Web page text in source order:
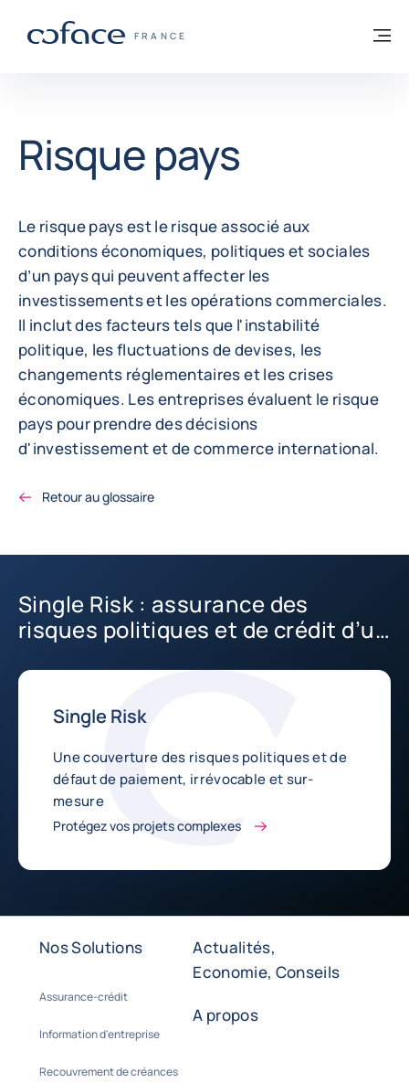
COFACE, FOR TRADE - PAGE D'ACCUEIL
FRANCE
Retour à la page d'accueil
Risque pays
Le risque pays est le risque associé aux
conditions économiques, politiques et sociales
d’un pays qui peuvent affecter les
investissements et les opérations commerciales.
Il inclut des facteurs tels que l'instabilité
politique, les fluctuations de devises, les
changements réglementaires et les crises
économiques. Les entreprises évaluent le risque
pays pour prendre des décisions
d'investissement et de commerce international.
Retour au glossaire
Single Risk : assurance des
risques politiques et de crédit d’un
Single Risk
Une couverture des risques politiques et de
défaut de paiement, irrévocable et sur-
mesure
Protégez vos projets complexes
Nos Solutions
Assurance-crédit
Information d'entreprise
Recouvrement de créances
Actualités,
Economie, Conseils
A propos